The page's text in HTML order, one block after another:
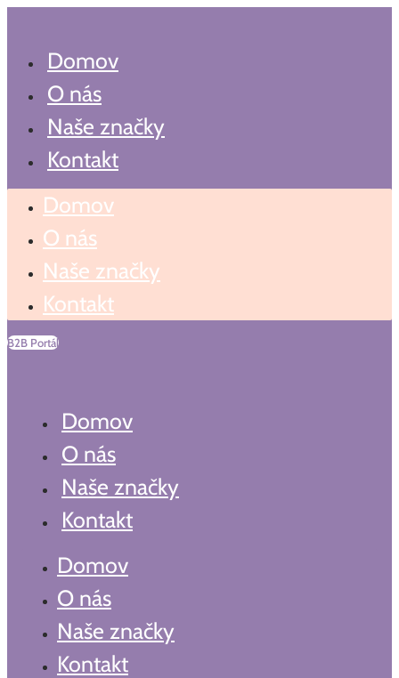
Preskočiť
Domov
O nás
Naše značky
Kontakt
Domov
O nás
Naše značky
Kontakt
B2B Portál
Domov
O nás
Naše značky
Kontakt
Domov
O nás
Naše značky
Kontakt
Search